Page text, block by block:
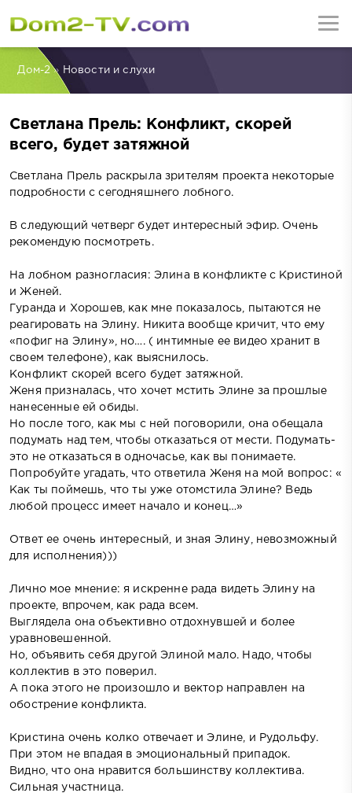
Дом-2» Новости и слухи
Светлана Прель: Конфликт, скорей
всего, будет затяжной
Светлана Прель раскрыла зрителям проекта некоторые
подробности с сегодняшнего лобного.
В следующий четверг будет интересный эфир. Очень
рекомендую посмотреть.
На лобном разногласия: Элина в конфликте с Кристиной
и Женей.
Гуранда и Хорошев, как мне показалось, пытаются не
реагировать на Элину. Никита вообще кричит, что ему
«пофиг на Элину», но…. ( интимные ее видео хранит в
своем телефоне), как выяснилось.
Конфликт скорей всего будет затяжной.
Женя призналась, что хочет мстить Элине за прошлые
нанесенные ей обиды.
Но после того, как мы с ней поговорили, она обещала
подумать над тем, чтобы отказаться от мести. Подумать-
это не отказаться в одночасье, как вы понимаете.
Попробуйте угадать, что ответила Женя на мой вопрос: «
Как ты поймешь, что ты уже отомстила Элине? Ведь
любой процесс имеет начало и конец…»
Ответ ее очень интересный, и зная Элину, невозможный
для исполнения)))
Лично мое мнение: я искренне рада видеть Элину на
проекте, впрочем, как рада всем.
Выглядела она объективно отдохнувшей и более
уравновешенной.
Но, объявить себя другой Элиной мало. Надо, чтобы
коллектив в это поверил.
А пока этого не произошло и вектор направлен на
обострение конфликта.
Кристина очень колко отвечает и Элине, и Рудольфу.
При этом не впадая в эмоциональный припадок.
Видно, что она нравится большинству коллектива.
Сильная участница.